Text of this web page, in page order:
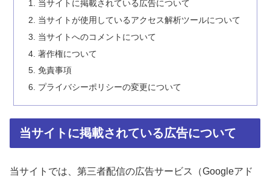
当サイトに掲載されている広告について
当サイトが使用しているアクセス解析ツールについて
当サイトへのコメントについて
著作権について
免責事項
プライバシーポリシーの変更について
当サイトに掲載されている広告について
当サイトでは、第三者配信の広告サービス（Googleアド